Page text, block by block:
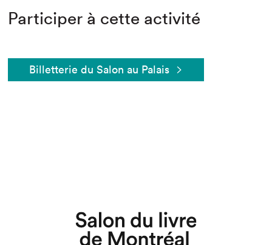
Participer à cette activité
Billetterie du Salon au Palais